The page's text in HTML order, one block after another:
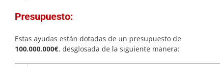
Presupuesto:
Estas ayudas están dotadas de un presupuesto de
100.000.000€, desglosada de la siguiente manera: